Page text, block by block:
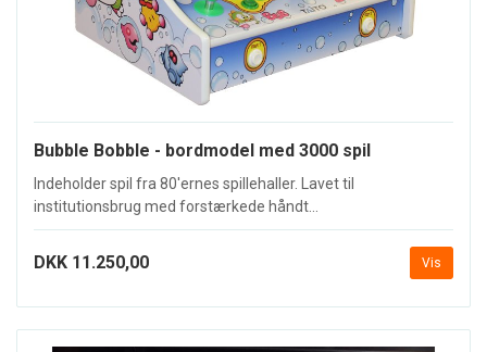
Bubble Bobble - bordmodel med 3000 spil
Indeholder spil fra 80'ernes spillehaller. Lavet til
institutionsbrug med forstærkede håndt...
DKK 11.250,00 Vis